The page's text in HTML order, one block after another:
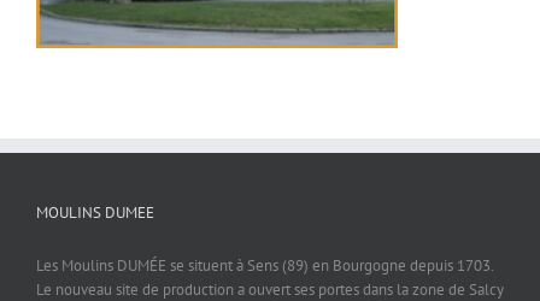
MOULINS DUMEE
Les Moulins DUMÉE se situent à Sens (89) en Bourgogne depuis 1703.
Le nouveau site de production a ouvert ses portes dans la zone de Salcy